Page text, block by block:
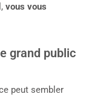
vous vous
grand public
peut sembler